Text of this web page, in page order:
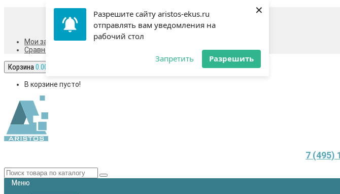
Разрешите сайту aristos-ekus.ru
отправлять вам уведомления на
рабочий стол
Запретить Разрешить
×
Мои закладки 0
Сравнение
Корзина0.00 р.
В корзине пусто!
7 (495)
Меню